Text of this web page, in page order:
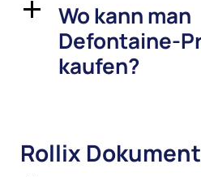
a
Wo kann man
Defontaine-
kaufen?
Rollix